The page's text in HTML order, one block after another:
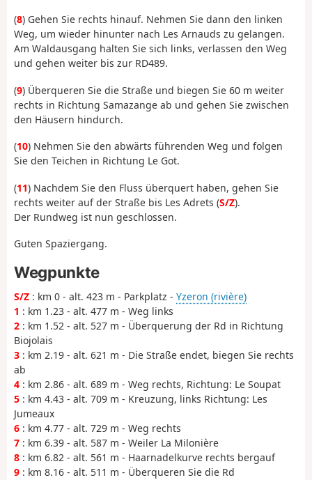
(8) Gehen Sie rechts hinauf. Nehmen Sie dann den linken
Weg, um wieder hinunter nach Les Arnauds zu gelangen.
Am Waldausgang halten Sie sich links, verlassen den Weg
und gehen weiter bis zur RD489.
(9) Überqueren Sie die Straße und biegen Sie 60 m weiter
rechts in Richtung Samazange ab und gehen Sie zwischen
den Häusern hindurch.
(10) Nehmen Sie den abwärts führenden Weg und folgen
Sie den Teichen in Richtung Le Got.
(11) Nachdem Sie den Fluss überquert haben, gehen Sie
rechts weiter auf der Straße bis Les Adrets (S/Z).
Der Rundweg ist nun geschlossen.
Guten Spaziergang.
Wegpunkte
S/Z : km 0 - alt. 423 m - Parkplatz - Yzeron (rivière)
1 : km 1.23 - alt. 477 m - Weg links
2 : km 1.52 - alt. 527 m - Überquerung der Rd in Richtung
Biojolais
3 : km 2.19 - alt. 621 m - Die Straße endet, biegen Sie rechts
ab
4 : km 2.86 - alt. 689 m - Weg rechts, Richtung: Le Soupat
5 : km 4.43 - alt. 709 m - Kreuzung, links Richtung: Les
Jumeaux
6 : km 4.77 - alt. 729 m - Weg rechts
7 : km 6.39 - alt. 587 m - Weiler La Milonière
8 : km 6.82 - alt. 561 m - Haarnadelkurve rechts bergauf
9 : km 8.16 - alt. 511 m - Überqueren Sie die Rd